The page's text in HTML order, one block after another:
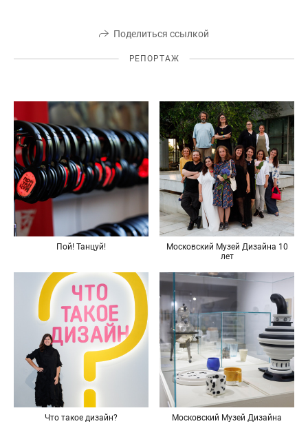
Поделиться ссылкой
РЕПОРТАЖ
Пой! Танцуй!
Московский Музей Дизайна 10
лет
Что такое дизайн? Московский Музей Дизайна